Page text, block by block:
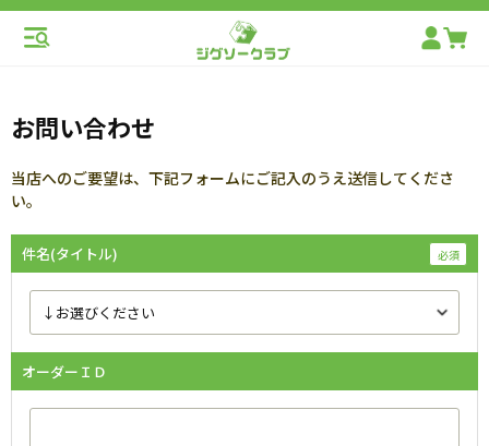
お問い合わせ
当店へのご要望は、下記フォームにご記入のうえ送信してくださ
い。
件名(タイトル)
オーダーＩＤ